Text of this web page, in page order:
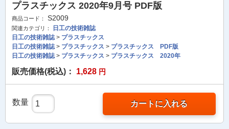
プラスチックス 2020年9月号 PDF版
商品コード： S2009
関連カテゴリ：
日工の技術雑誌
日工の技術雑誌> プラスチックス
日工の技術雑誌> プラスチックス > プラスチックス PDF版
日工の技術雑誌> プラスチックス > プラスチックス 2020年
販売価格(税込)： 1,628 円
数量 カートに入れる